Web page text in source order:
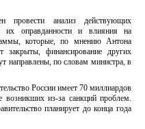
провести анализ действующих
их оправданности и влияния на
которые, по мнению Антона
закрыты, финансирование других
направлены, по словам министра, в
России имеет 70 миллиардов
возникших из-за санкций проблем.
планирует до конца года